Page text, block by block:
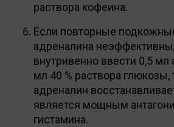
paствора кофеина.
Если повторные
адреналина
внутривенно ввести 0,5 мл
мл 40 % раствора глюкозы,
адреналин
является мощным
гистамина.